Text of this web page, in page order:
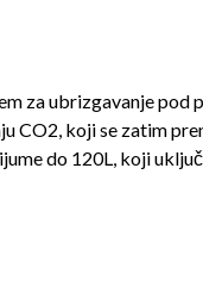
za ubrizgavanje
koji se zatim
do 120L, koji